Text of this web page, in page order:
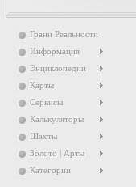
Грани Реальности
Информация
Энциклопедии
Карты
Сервисы
Калькуляторы
Шахты
Золото | Арты
Категории